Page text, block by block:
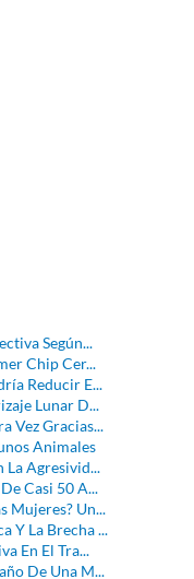
Según...
Chip Cer...
Reducir E...
Lunar D...
Vez Gracias...
Animales
La Agresivid...
Casi 50 A...
Mujeres? Un...
Y La Brecha ...
En El Tra...
De Una M...